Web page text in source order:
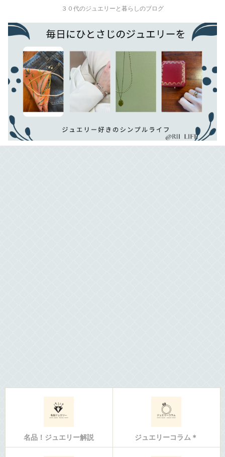
３０代のジュエリーと暮らしのブログ
名品！ジュエリー解説 ジュエリーコラム＊